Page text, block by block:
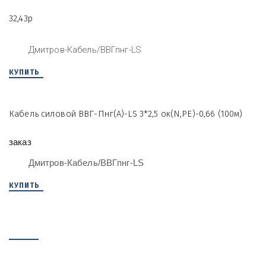
Дмитров-Кабель/ВВГпнг-LS
32,43р
КУПИТЬ
Кабель силовой ВВГ-Пнг(А)-LS 3*2,5 ок(N,PE)-0,66 (100м)
Дмитров-Кабель/ВВГпнг-LS
заказ
КУПИТЬ